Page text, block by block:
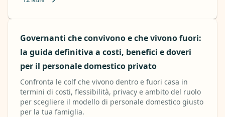
Governanti che convivono e che vivono fuori:
la guida definitiva a costi, benefici e doveri
per il personale domestico privato
Confronta le colf che vivono dentro e fuori casa in
termini di costi, flessibilità, privacy e ambito del ruolo
per scegliere il modello di personale domestico giusto
per la tua famiglia.